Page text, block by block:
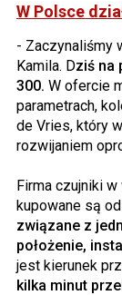
W Polsce
- Zaczynaliśmy
Kamila. Dziś na
300. W ofercie
parametrach,
de Vries, który
rozwijaniem
Firma czujniki
kupowane są
związane z
położenie,
jest kierunek
kilka minut